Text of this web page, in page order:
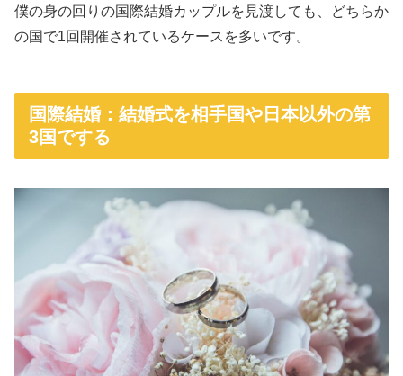
僕の身の回りの国際結婚カップルを見渡しても、どちらか
の国で1回開催されているケースを多いです。
国際結婚：結婚式を相手国や日本以外の第
3国でする